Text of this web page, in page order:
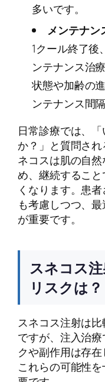
多いです。
メンテナン
1クール終了後
ンテナンス治
状態や加齢の
ンテナンス間
日常診療では、
か？」と質問さ
ネコスは肌の自
め、継続するこ
くなります。患
も考慮しつつ、
が重要です。
スネコス
リスクは？
スネコス注射は
ですが、注入治
クや副作用は存在
これらの可能性